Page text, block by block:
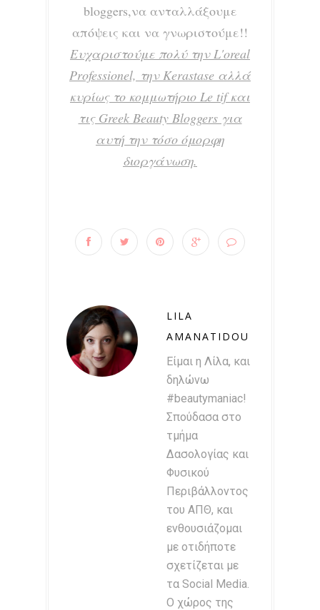
bloggers,να ανταλλάξουμε
απόψεις και να γνωριστούμε!!
Ευχαριστούμε πολύ την L'oreal
Professionel, την Kerastase αλλά
κυρίως το κομμωτήριο Le tif και
τις Greek Beauty Bloggers για
αυτή την τόσο όμορφη
διοργάνωση.
LILA
AMANATIDOU
Είμαι η Λίλα, και
δηλώνω
#beautymaniac!
Σπούδασα στο
τμήμα
Δασολογίας και
Φυσικού
Περιβάλλοντος
του ΑΠΘ, και
ενθουσιάζομαι
με οτιδήποτε
σχετίζεται με
τα Social Media.
Ο χώρος της